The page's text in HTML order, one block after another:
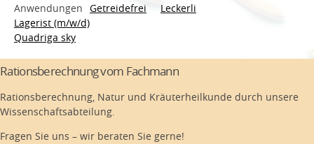
Anwendungen Getreidefrei
Leckerli
Lagerist (m/w/d)
Quadriga sky
Rationsberechnung vom Fachmann
Rationsberechnung, Natur und Kräuterheilkunde durch unsere
Wissenschaftsabteilung.
Fragen Sie uns – wir beraten Sie gerne!